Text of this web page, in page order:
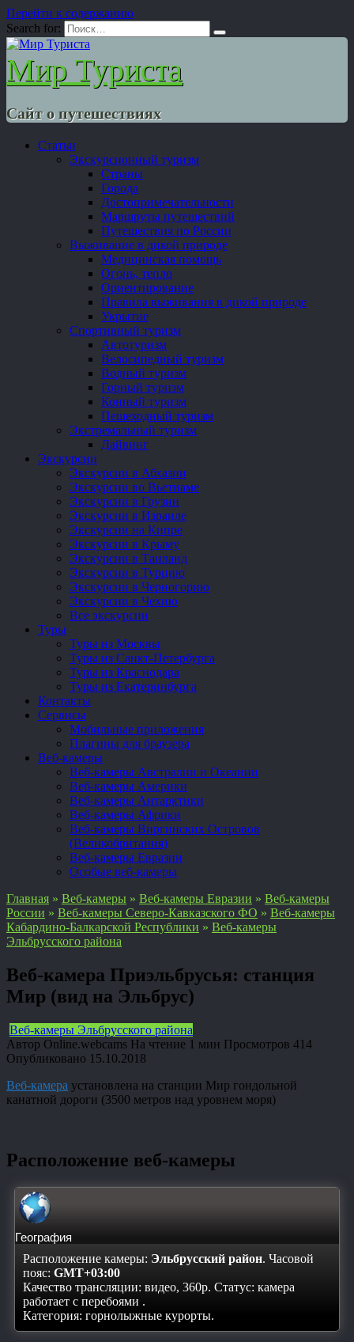
Перейти к содержанию
Search for:
Мир Туриста
Сайт о путешествиях
Статьи
Экскурсионный туризм
Страны
Города
Достопримечательности
Маршруты путешествий
Путешествия по России
Выживание в дикой природе
Медицинская помощь
Огонь, тепло
Ориентирование
Правила выживания в дикой природе
Укрытие
Спортивный туризм
Автотуризм
Велосипедный туризм
Водный туризм
Горный туризм
Конный туризм
Пешеходный туризм
Экстремальный туризм
Дайвинг
Экскурсии
Экскурсии в Абхазии
Экскурсии во Вьетнаме
Экскурсии в Грузии
Экскурсии в Израиле
Экскурсии на Кипре
Экскурсии в Крыму
Экскурсии в Таиланд
Экскурсии в Турцию
Экскурсии в Черногорию
Экскурсии в Чехию
Все экскурсии
Туры
Туры из Москвы
Туры из Санкт-Петербурга
Туры из Краснодара
Туры из Екатеринбурга
Контакты
Сервисы
Мобильные приложения
Плагины для браузера
Веб-камеры
Веб-камеры Австралии и Океании
Веб-камеры Америки
Веб-камеры Антарктики
Веб-камеры Африки
Веб-камеры Виргинских Островов
(Великобритания)
Веб-камеры Евразии
Особые веб-камеры
Главная » Веб-камеры » Веб-камеры Евразии » Веб-камеры
России » Веб-камеры Северо-Кавказского ФО » Веб-камеры
Кабардино-Балкарской Республики » Веб-камеры
Эльбрусского района
Веб-камера Приэльбрусья: станция
Мир (вид на Эльбрус)
Веб-камеры Эльбрусского района
Автор Online.webcams На чтение 1 мин Просмотров 414
Опубликовано 15.10.2018
Веб-камера установлена на станции Мир гондольной
канатной дороги (3500 метров над уровнем моря)
Расположение веб-камеры
География
Расположение камеры: Эльбрусский район. Часовой
пояс: GMT+03:00
Качество трансляции: видео, 360p. Статус: камера
работает с перебоями .
Категория: горнолыжные курорты.